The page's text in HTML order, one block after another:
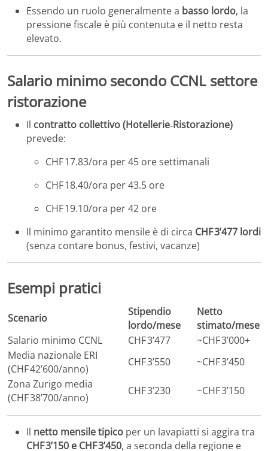
Essendo un ruolo generalmente a basso lordo, la
pressione fiscale è più contenuta e il netto resta
elevato.
Salario minimo secondo CCNL settore
ristorazione
Il contratto collettivo (Hotellerie‑Ristorazione)
prevede:
CHF 17.83/ora per 45 ore settimanali
CHF 18.40/ora per 43.5 ore
CHF 19.10/ora per 42 ore
Il minimo garantito mensile è di circa CHF 3’477 lordi
(senza contare bonus, festivi, vacanze)
Esempi pratici
Scenario
Stipendio
lordo/mese
Netto
stimato/mese
Salario minimo CCNL
CHF 3’477
~CHF 3’000+
Media nazionale ERI
(CHF 42’600/anno)
CHF 3’550
~CHF 3’450
Zona Zurigo media
(CHF 38’700/anno)
CHF 3’230 ~CHF 3’150
Il netto mensile tipico per un lavapiatti si aggira tra
CHF 3’150 e CHF 3’450, a seconda della regione e